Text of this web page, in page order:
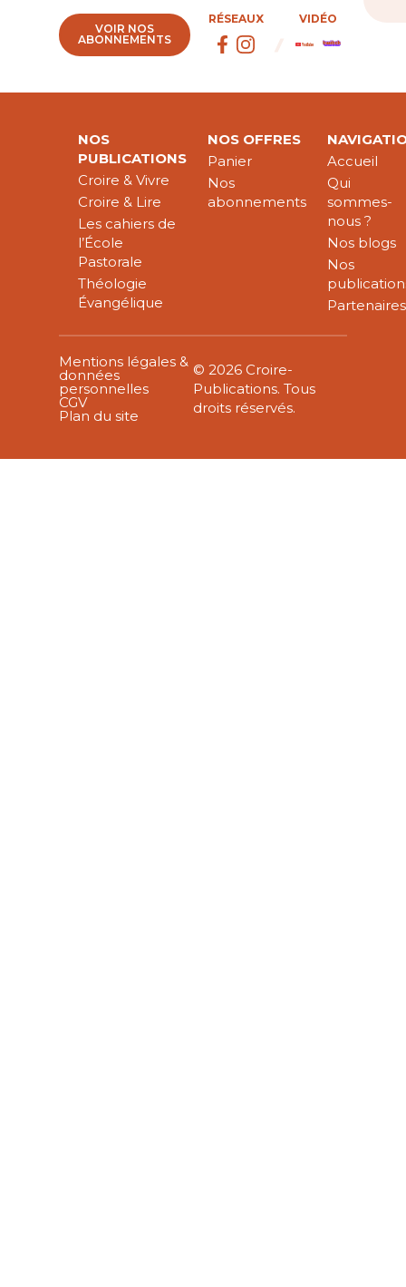
VOIR NOS
ABONNEMENTS
RÉSEAUX VIDÉO
NOS
PUBLICATIONS
Croire & Vivre
Croire & Lire
Les cahiers de
l’École
Pastorale
Théologie
Évangélique
NOS OFFRES
Panier
Nos
abonnements
Accueil
Qui
sommes-
nous ?
Nos blogs
Nos
Partenaires
Mentions légales &
données
personnelles
CGV
Plan du site
© 2026 Croire-
Publications. Tous
droits réservés.